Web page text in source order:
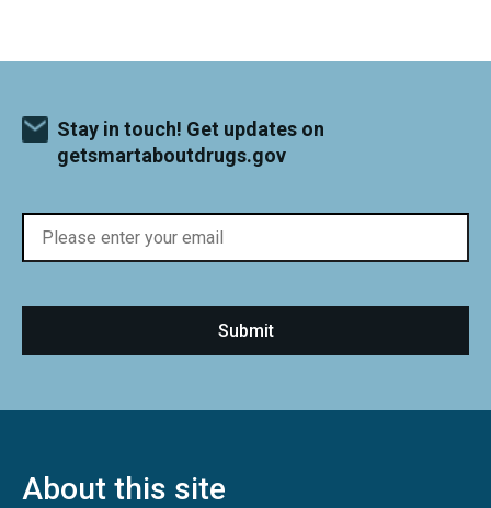
Stay in touch! Get updates on
getsmartaboutdrugs.gov
About this site